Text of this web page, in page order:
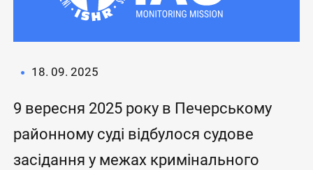
18. 09. 2025
9 вересня 2025 року в Печерському
районному суді відбулося судове
засідання у межах кримінального